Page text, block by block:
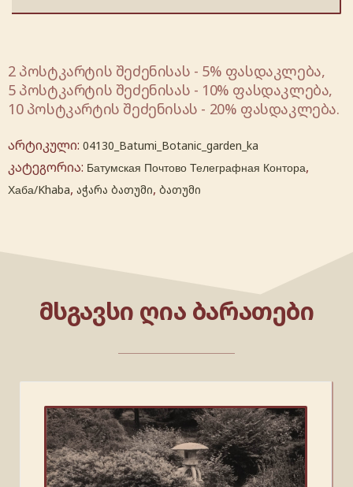
2 პოსტკარტის შეძენისას - 5% ფასდაკლება,
5 პოსტკარტის შეძენისას - 10% ფასდაკლება,
10 პოსტკარტის შეძენისას - 20% ფასდაკლება.
არტიკული: 04130_Batumi_Botanic_garden_ka
კატეგორია: Батумская Почтово Телеграфная Контора,
Хаба/Khaba, აჭარა ბათუმი, ბათუმი
ᲛᲡᲒᲐᲕᲡᲘ ᲦᲘᲐ ᲑᲐᲠᲐᲗᲔᲑᲘ